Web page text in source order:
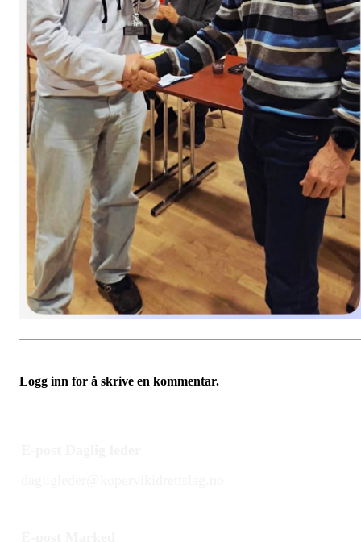
Logg inn for å skrive en kommentar.